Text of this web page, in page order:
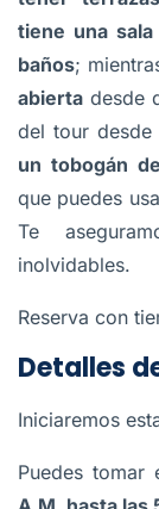
tiene una
baños;
abierta desde
del tour desde
un tobogán
que puedes
Te
inolvidables.
Reserva con
Detalles
Iniciaremos
Puedes tomar